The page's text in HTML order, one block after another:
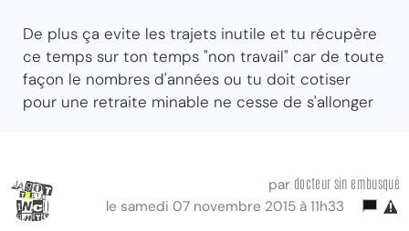
De plus ça evite les trajets inutile et tu récupère
ce temps sur ton temps "non travail" car de toute
façon le nombres d'années ou tu doit cotiser
pour une retraite minable ne cesse de s'allonger
par docteur sin embusqué
le samedi 07 novembre 2015 à 11h33